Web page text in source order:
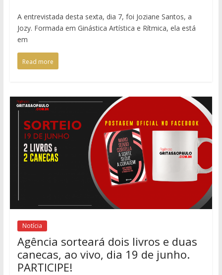
A entrevistada desta sexta, dia 7, foi Joziane Santos, a
Jozy. Formada em Ginástica Artística e Rítmica, ela está
em
Read more
Notícia
Agência sorteará dois livros e duas
canecas, ao vivo, dia 19 de junho.
PARTICIPE!